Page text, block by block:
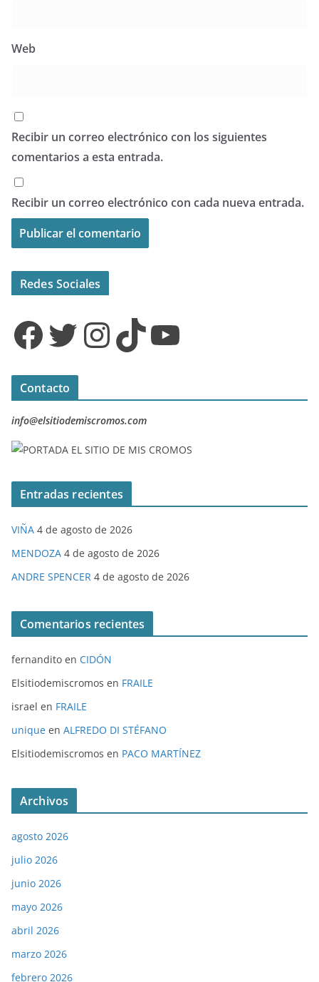
Web
Recibir un correo electrónico con los siguientes
comentarios a esta entrada.
Recibir un correo electrónico con cada nueva entrada.
Redes Sociales
Facebook Twitter InstagramTikTok YouTube
Contacto
info@elsitiodemiscromos.com
Entradas recientes
VIÑA 4 de agosto de 2026
MENDOZA 4 de agosto de 2026
ANDRE SPENCER 4 de agosto de 2026
Comentarios recientes
fernandito en CIDÓN
Elsitiodemiscromos en FRAILE
israel en FRAILE
unique en ALFREDO DI STÉFANO
Elsitiodemiscromos en PACO MARTÍNEZ
Archivos
agosto 2026
julio 2026
junio 2026
mayo 2026
abril 2026
marzo 2026
febrero 2026